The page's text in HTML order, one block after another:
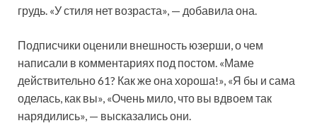
грудь. «У стиля нет возраста», — добавила она.
Подписчики оценили внешность юзерши, о чем
написали в комментариях под постом. «Маме
действительно 61? Как же она хороша!», «Я бы и сама
оделась, как вы», «Очень мило, что вы вдвоем так
нарядились», — высказались они.